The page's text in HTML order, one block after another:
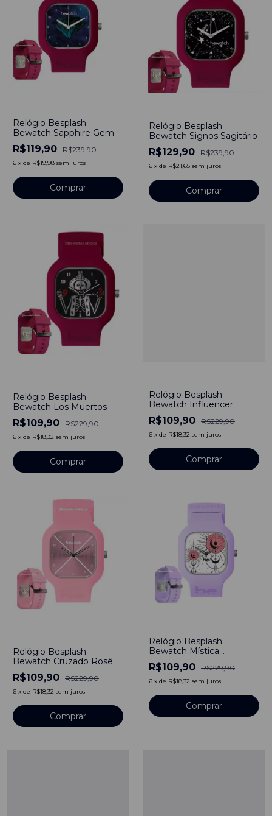
Relógio Besplash
Bewatch Sapphire Gem
R$119,90 R$239,90
6 x de R$19,98 sem juros
Relógio Besplash
Bewatch Signos Sagitário
R$129,90 R$239,90
6 x de R$21,65 sem juros
Relógio Besplash
Bewatch Los Muertos
R$109,90 R$229,90
6 x de R$18,32 sem juros
Relógio Besplash
Bewatch Influencer
R$109,90 R$229,90
6 x de R$18,32 sem juros
Relógio Besplash
Bewatch Cruzado Rosê
R$109,90 R$229,90
6 x de R$18,32 sem juros
Relógio Besplash
Bewatch Mística
Moderna
R$109,90 R$229,90
6 x de R$18,32 sem juros